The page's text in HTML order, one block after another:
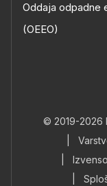
Oddaja odpadne
(OEEO)
© 2019-2026